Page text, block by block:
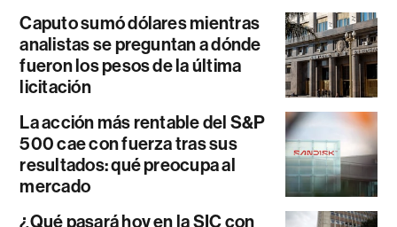
Caputo sumó dólares mientras
analistas se preguntan a dónde
fueron los pesos de la última
licitación
La acción más rentable del S&P
500 cae con fuerza tras sus
resultados: qué preocupa al
mercado
¿Qué pasará hoy en la SIC con